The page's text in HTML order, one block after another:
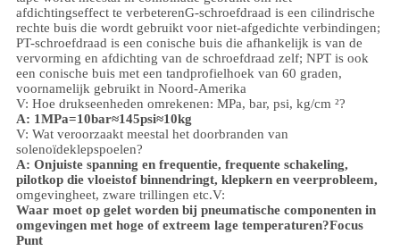
afdichtingseffect te verbeterenG-schroefdraad is een cilindrische
rechte buis die wordt gebruikt voor niet-afgedichte verbindingen;
PT-schroefdraad is een conische buis die afhankelijk is van de
vervorming en afdichting van de schroefdraad zelf; NPT is ook
een conische buis met een tandprofielhoek van 60 graden,
voornamelijk gebruikt in Noord-Amerika
V: Hoe drukseenheden omrekenen: MPa, bar, psi, kg/cm ²?
A: 1MPa=10bar≈145psi≈10kg
V: Wat veroorzaakt meestal het doorbranden van
solenoïdeklepspoelen?
A: Onjuiste spanning en frequentie, frequente schakeling,
pilotkop die vloeistof binnendringt, klepkern en veerprobleem,
omgevingheet, zware trillingen etc.V:
Waar moet op gelet worden bij pneumatische componenten in
omgevingen met hoge of extreem lage temperaturen?Focus
Punt